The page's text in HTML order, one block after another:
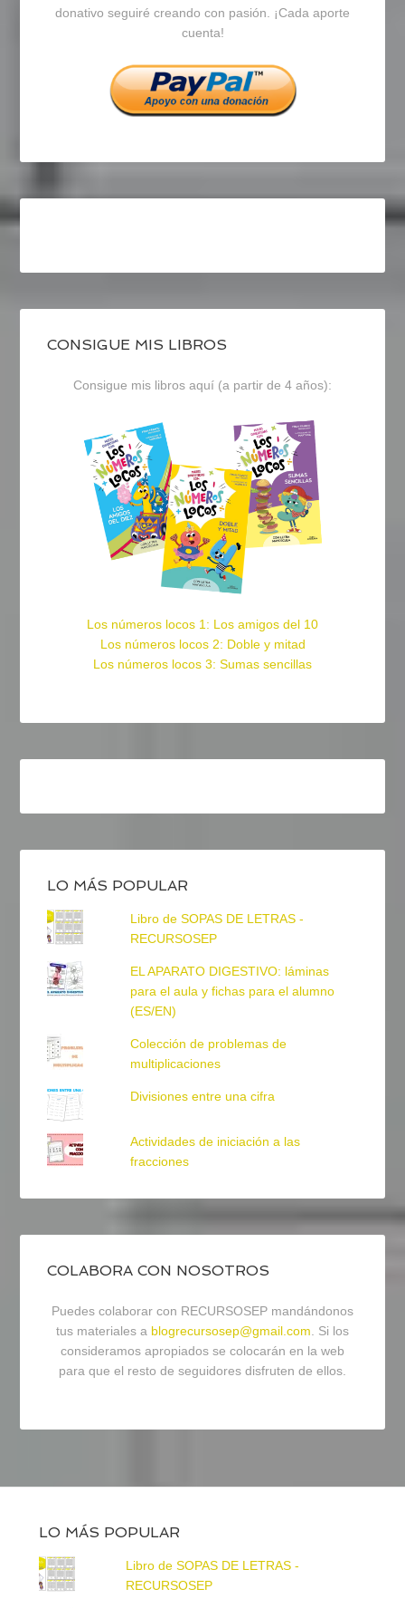
en
Facebook
en
Twitter
en
Instagram
donativo seguiré creando con pasión. ¡Cada aporte
cuenta!
CONSIGUE MIS LIBROS
Consigue mis libros aquí (a partir de 4 años):
Los números locos 1: Los amigos del 10
Los números locos 2: Doble y mitad
Los números locos 3: Sumas sencillas
LO MÁS POPULAR
Libro de SOPAS DE LETRAS -
RECURSOSEP
EL APARATO DIGESTIVO: láminas
para el aula y fichas para el alumno
(ES/EN)
Colección de problemas de
multiplicaciones
Divisiones entre una cifra
Actividades de iniciación a las
fracciones
COLABORA CON NOSOTROS
Puedes colaborar con RECURSOSEP mandándonos
tus materiales a blogrecursosep@gmail.com. Si los
consideramos apropiados se colocarán en la web
para que el resto de seguidores disfruten de ellos.
LO MÁS POPULAR
Libro de SOPAS DE LETRAS -
RECURSOSEP